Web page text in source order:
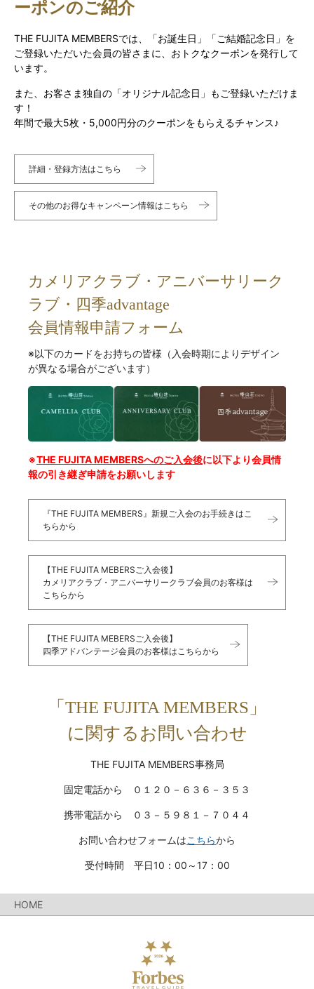
ーポンのご紹介
THE FUJITA MEMBERSでは、「お誕生日」「ご結婚記念日」を
ご登録いただいた会員の皆さまに、おトクなクーポンを発行して
います。
また、お客さま独自の「オリジナル記念日」もご登録いただけま
す！
年間で最大5枚・5,000円分のクーポンをもらえるチャンス♪
詳細・登録方法はこちら
その他のお得なキャンペーン情報はこちら
カメリアクラブ・アニバーサリーク
ラブ・四季advantage
会員情報申請フォーム
※以下のカードをお持ちの皆様（入会時期によりデザイン
が異なる場合がございます）
※THE FUJITA MEMBERSへのご入会後に以下より会員情
報の引き継ぎ申請をお願いします
『THE FUJITA MEMBERS』新規ご入会のお手続きはこ
ちらから
【THE FUJITA MEBERSご入会後】
カメリアクラブ・アニバーサリークラブ会員のお客様は
こちらから
【THE FUJITA MEBERSご入会後】
四季アドバンテージ会員のお客様はこちらから
「THE FUJITA MEMBERS」
に関するお問い合わせ
THE FUJITA MEMBERS事務局
固定電話から ０１２０－６３６－３５３
携帯電話から ０３－５９８１－７０４４
お問い合わせフォームはこちらから
受付時間 平日10：00～17：00
HOME